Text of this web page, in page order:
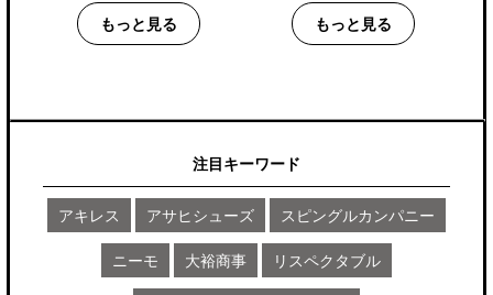
もっと見る もっと見る
注目キーワード
アキレス アサヒシューズ スピングルカンパニー
ニーモ 大裕商事 リスペクタブル